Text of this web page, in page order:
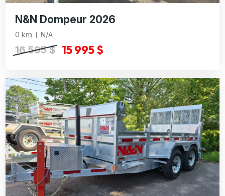
N&N Dompeur 2026
0 km N/A
16 595 $ 15 995 $